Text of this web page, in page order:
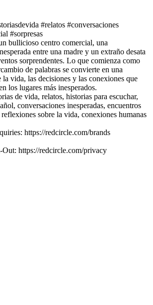
#relatos #conversaciones
#sorpresas
bullicioso centro comercial, una
entre una madre y un extraño desata
sorprendentes. Lo que comienza como
de palabras se convierte en una
vida, las decisiones y las conexiones que
los lugares más inesperados.
de vida, relatos, historias para escuchar,
conversaciones inesperadas, encuentros
reflexiones sobre la vida, conexiones humanas
https://redcircle.com/brands
https://redcircle.com/privacy